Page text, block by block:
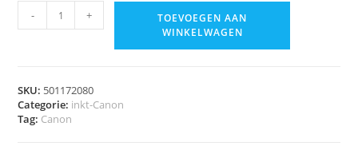
- +
TOEVOEGEN AAN
WINKELWAGEN
SKU: 501172080
Categorie: inkt-Canon
Tag: Canon